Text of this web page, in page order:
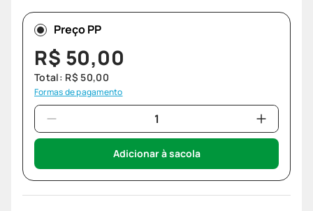
Preço PP
R$ 50,00
Total: R$ 50,00
Formas de pagamento
Adicionar à sacola